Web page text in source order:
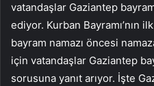
vatandaşlar Gaziantep
ediyor. Kurban Bayramı’nın
bayram namazı öncesi
için vatandaşlar Gaziantep
sorusuna yanıt arıyor. İşte